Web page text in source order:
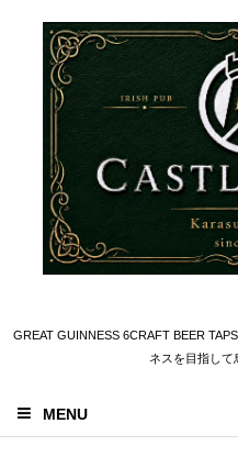
GREAT GUINNESS 6CRAFT BEER
ネスを目指して
MENU